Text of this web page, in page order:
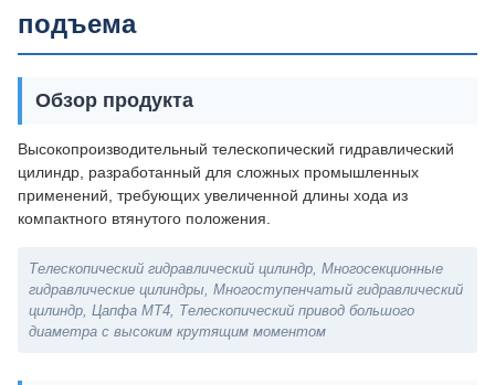
подъема
Обзор продукта
Высокопроизводительный телескопический гидравлический
цилиндр, разработанный для сложных промышленных
применений, требующих увеличенной длины хода из
компактного втянутого положения.
Телескопический гидравлический цилиндр, Многосекционные
гидравлические цилиндры, Многоступенчатый гидравлический
цилиндр, Цапфа MT4, Телескопический привод большого
диаметра с высоким крутящим моментом